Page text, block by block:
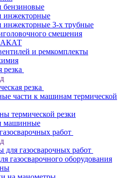
бензиновые
инжекторные
инжекторные 3-х трубные
смешения
и ремкомплекты
резка
резка
части к машинам термической
термической резки
машинные
работ
для газосварочных работ
газосварочного оборудования